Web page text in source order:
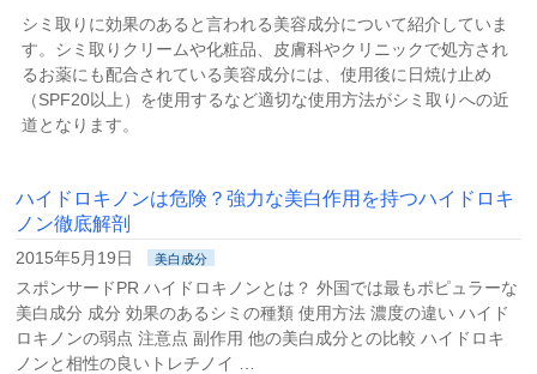
シミ取りに効果のあると言われる美容成分について紹介していま
す。シミ取りクリームや化粧品、皮膚科やクリニックで処方され
るお薬にも配合されている美容成分には、使用後に日焼け止め
（SPF20以上）を使用するなど適切な使用方法がシミ取りへの近
道となります。
ハイドロキノンは危険？強力な美白作用を持つハイドロキ
ノン徹底解剖
2015年5月19日 美白成分
スポンサードPR ハイドロキノンとは？ 外国では最もポピュラーな
美白成分 成分 効果のあるシミの種類 使用方法 濃度の違い ハイド
ロキノンの弱点 注意点 副作用 他の美白成分との比較 ハイドロキ
ノンと相性の良いトレチノイ …